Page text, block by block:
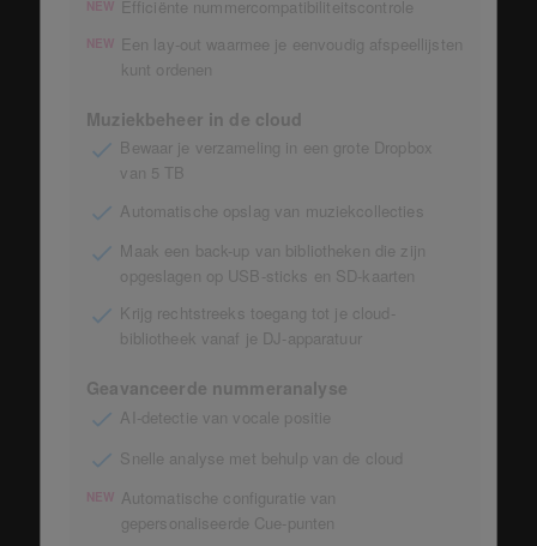
NEW Efficiënte nummercompatibiliteitscontrole
NEW Een lay-out waarmee je eenvoudig afspeellijsten
kunt ordenen
Muziekbeheer in de cloud
Bewaar je verzameling in een grote Dropbox
van 5 TB
Automatische opslag van muziekcollecties
Maak een back-up van bibliotheken die zijn
opgeslagen op USB-sticks en SD-kaarten
Krijg rechtstreeks toegang tot je cloud-
bibliotheek vanaf je DJ-apparatuur
Geavanceerde nummeranalyse
AI-detectie van vocale positie
Snelle analyse met behulp van de cloud
NEW Automatische configuratie van
gepersonaliseerde Cue-punten